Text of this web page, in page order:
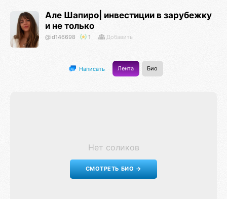
Але Шапиро| инвестиции в зарубежку
и не только
@id146698 1 Добавить
Написать Лента Био
Нет соликов
СМОТРЕТЬ БИО →